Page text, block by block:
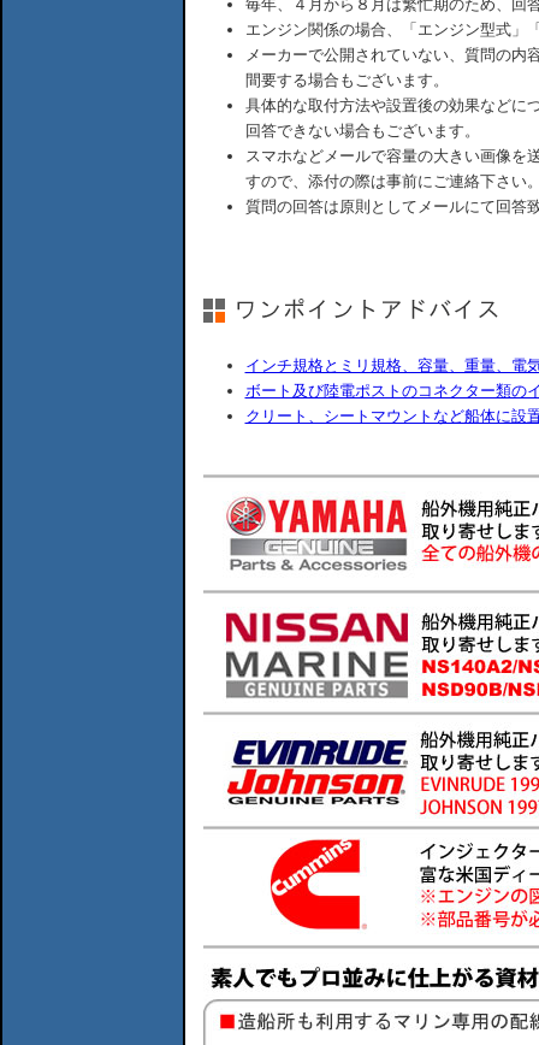
毎年、４月から８月は繁忙期のため、回
エンジン関係の場合、「エンジン型式」
メーカーで公開されていない、質問の内
間要する場合もございます。
具体的な取付方法や設置後の効果などに
回答できない場合もございます。
スマホなどメールで容量の大きい画像を
すので、添付の際は事前にご連絡下さい
質問の回答は原則としてメールにて回答
インチ規格とミリ規格、容量、重量、電
ボート及び陸電ポストのコネクター類の
クリート、シートマウントなど船体に設